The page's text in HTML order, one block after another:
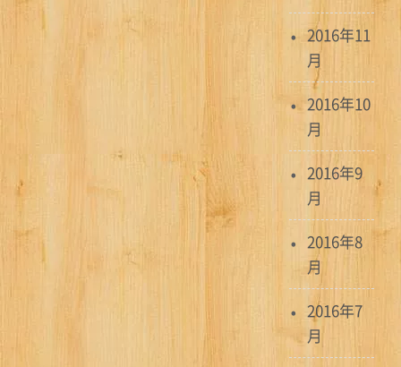
2016年11
月
2016年10
月
2016年9
月
2016年8
月
2016年7
月